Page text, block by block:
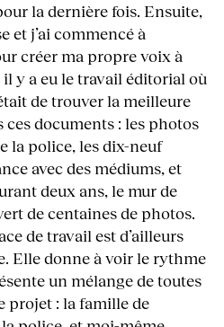
la dernière fois. Ensuite,
et j’ai commencé à
créer ma propre voix à
y a eu le travail éditorial où
de trouver la meilleure
documents : les photos
la police, les dix-neuf
avec des médiums, et
deux ans, le mur de
de centaines de photos.
de travail est d’ailleurs
Elle donne à voir le rythme
un mélange de toutes
projet : la famille de